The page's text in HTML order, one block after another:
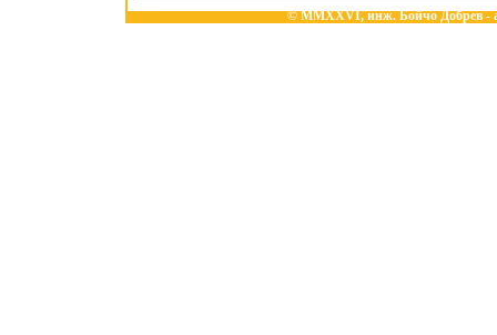
© MMXXVI,инж. Бойчо Добрев-